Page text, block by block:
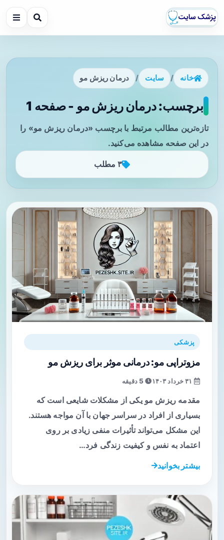
خانه / سایت / درمان ریزش مو
برچسب: درمان ریزش مو - صفحه 1
تازه‌ترین مطالب مرتبط با برچسب «درمان ریزش مو» را
در این صفحه مشاهده می‌کنید.
۳ مطلب
پزشکی
مزوتراپی مو: درمانی موثر برای ریزش مو
5 دقیقه
مقدمه ریزش مو یکی از مشکلات شایعی است که
بسیاری از افراد در سراسر جهان با آن مواجه هستند.
این مشکل می‌تواند تأثیرات منفی زیادی بر روی
اعتماد به نفس و کیفیت زندگی فرد…
بیشتر بخوانید